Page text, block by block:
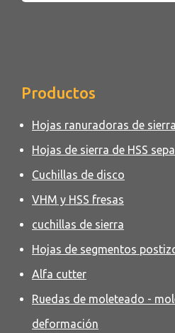
Productos
Hojas ranuradoras de
Hojas de sierra de HSS
Cuchillas de disco
VHM y HSS fresas
cuchillas de sierra
Hojas de segmentos
Alfa cutter
Ruedas de moleteado -
deformación